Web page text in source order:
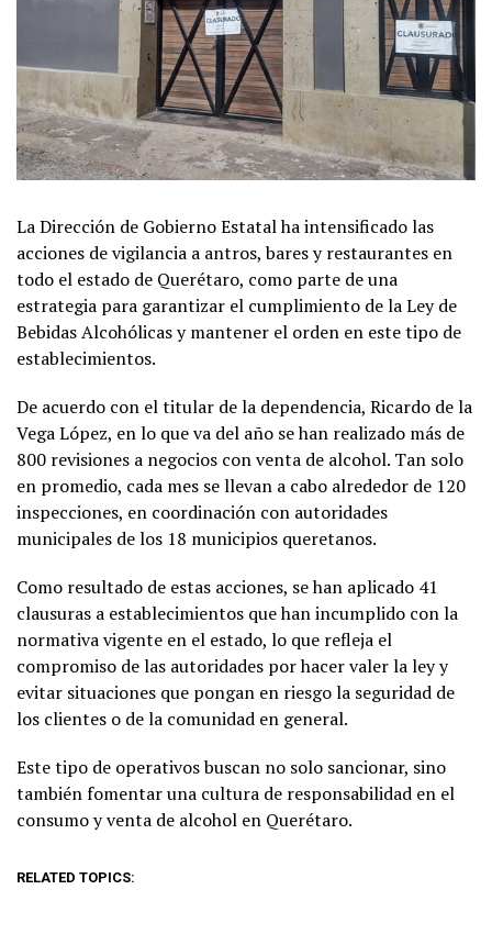
La Dirección de Gobierno Estatal ha intensificado las
acciones de vigilancia a antros, bares y restaurantes en
todo el estado de Querétaro, como parte de una
estrategia para garantizar el cumplimiento de la Ley de
Bebidas Alcohólicas y mantener el orden en este tipo de
establecimientos.
De acuerdo con el titular de la dependencia, Ricardo de la
Vega López, en lo que va del año se han realizado más de
800 revisiones a negocios con venta de alcohol. Tan solo
en promedio, cada mes se llevan a cabo alrededor de 120
inspecciones, en coordinación con autoridades
municipales de los 18 municipios queretanos.
Como resultado de estas acciones, se han aplicado 41
clausuras a establecimientos que han incumplido con la
normativa vigente en el estado, lo que refleja el
compromiso de las autoridades por hacer valer la ley y
evitar situaciones que pongan en riesgo la seguridad de
los clientes o de la comunidad en general.
Este tipo de operativos buscan no solo sancionar, sino
también fomentar una cultura de responsabilidad en el
consumo y venta de alcohol en Querétaro.
RELATED TOPICS: